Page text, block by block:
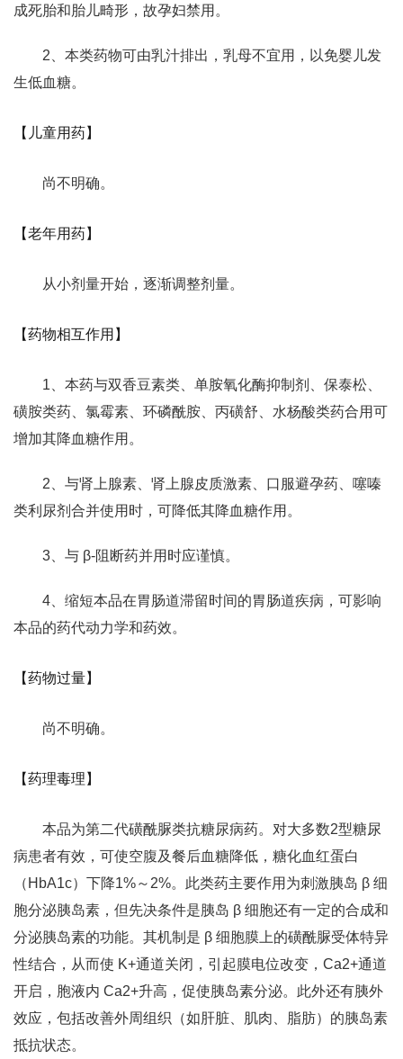
成死胎和胎儿畸形，故孕妇禁用。
2、本类药物可由乳汁排出，乳母不宜用，以免婴儿发
生低血糖。
【儿童用药】
尚不明确。
【老年用药】
从小剂量开始，逐渐调整剂量。
【药物相互作用】
1、本药与双香豆素类、单胺氧化酶抑制剂、保泰松、
磺胺类药、氯霉素、环磷酰胺、丙磺舒、水杨酸类药合用可
增加其降血糖作用。
2、与肾上腺素、肾上腺皮质激素、口服避孕药、噻嗪
类利尿剂合并使用时，可降低其降血糖作用。
3、与 β-阻断药并用时应谨慎。
4、缩短本品在胃肠道滞留时间的胃肠道疾病，可影响
本品的药代动力学和药效。
【药物过量】
尚不明确。
【药理毒理】
本品为第二代磺酰脲类抗糖尿病药。对大多数2型糖尿
病患者有效，可使空腹及餐后血糖降低，糖化血红蛋白
（HbA1c）下降1%～2%。此类药主要作用为刺激胰岛 β 细
胞分泌胰岛素，但先决条件是胰岛 β 细胞还有一定的合成和
分泌胰岛素的功能。其机制是 β 细胞膜上的磺酰脲受体特异
性结合，从而使 K+通道关闭，引起膜电位改变，Ca2+通道
开启，胞液内 Ca2+升高，促使胰岛素分泌。此外还有胰外
效应，包括改善外周组织（如肝脏、肌肉、脂肪）的胰岛素
抵抗状态。